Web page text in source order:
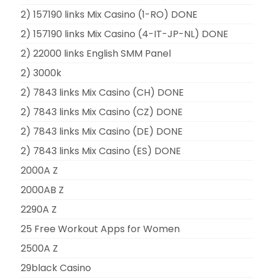
2) 157190 links Mix Casino (1-RO) DONE
2) 157190 links Mix Casino (4-IT-JP-NL) DONE
2) 22000 links English SMM Panel
2) 3000k
2) 7843 links Mix Casino (CH) DONE
2) 7843 links Mix Casino (CZ) DONE
2) 7843 links Mix Casino (DE) DONE
2) 7843 links Mix Casino (ES) DONE
2000A Z
2000AB Z
2290A Z
25 Free Workout Apps for Women
2500A Z
29black Casino